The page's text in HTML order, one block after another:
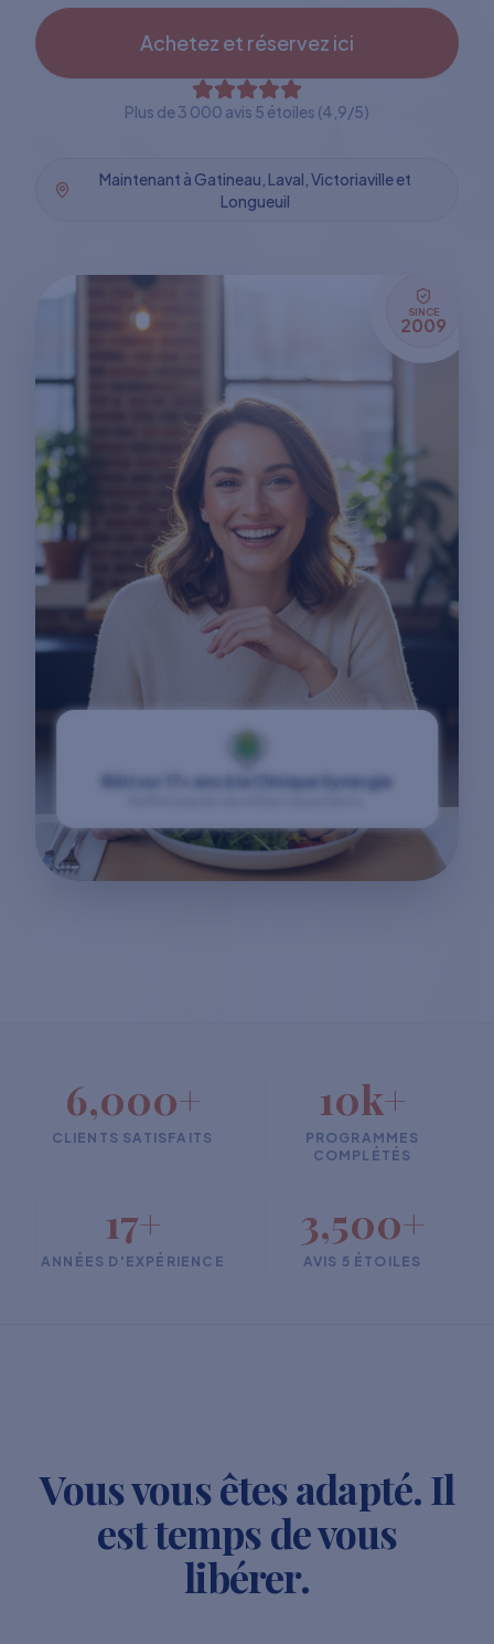
Achetez et réservez ici
Plus de 3 000 avis 5 étoiles (4,9/5)
Maintenant à Gatineau, Laval, Victoriaville et
Longueuil
SINCE
2009
Bâti sur 17+ ans à la Clinique Synergie
6,000+
CLIENTS SATISFAITS
10k+
PROGRAMMES
COMPLÉTÉS
17+
ANNÉES D'EXPÉRIENCE
3,500+
AVIS 5 ÉTOILES
Vous vous êtes adapté. Il
est temps de vous
libérer.